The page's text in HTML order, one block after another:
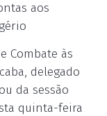
aos
Combate às
delegado
da sessão
quinta-feira